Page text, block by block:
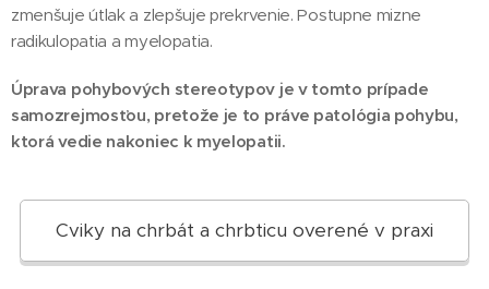
zmenšuje útlak a zlepšuje prekrvenie. Postupne mizne
radikulopatia a myelopatia.
Úprava pohybových stereotypov je v tomto prípade
samozrejmosťou, pretože je to práve patológia pohybu,
ktorá vedie nakoniec k myelopatii.
Cviky na chrbát a chrbticu overené v praxi